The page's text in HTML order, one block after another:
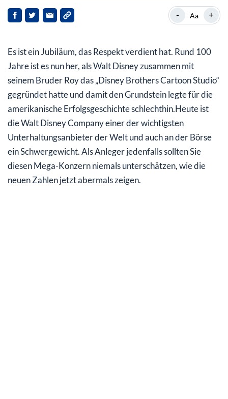
Disney Ende 2022: Die Zahlen auf einem Blick
Disney+ ohne Happy End in 2022
Bog Iger ist wieder da – und krempelt kräftig um
Lizenzgeschäft: Wird Disney diese Geldquelle verstärkt
anzapfen?
Mein Fazit für Sie
- Aa +
Es ist ein Jubiläum, das Respekt verdient hat. Rund 100
Jahre ist es nun her, als Walt Disney zusammen mit
seinem Bruder Roy das „Disney Brothers Cartoon Studio“
gegründet hatte und damit den Grundstein legte für die
amerikanische Erfolgsgeschichte schlechthin.Heute ist
die Walt Disney Company einer der wichtigsten
Unterhaltungsanbieter der Welt und auch an der Börse
ein Schwergewicht. Als Anleger jedenfalls sollten Sie
diesen Mega-Konzern niemals unterschätzen, wie die
neuen Zahlen jetzt abermals zeigen.